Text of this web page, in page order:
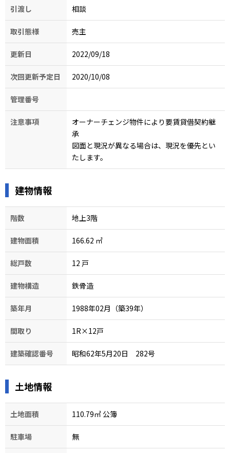
引渡し 相談
取引態様 売主
更新日 2022/09/18
次回更新予定日 2020/10/08
管理番号
注意事項
オーナーチェンジ物件により要賃貸借契約継
承
図面と現況が異なる場合は、現況を優先とい
たします。
建物情報
階数 地上3階
建物面積 166.62 ㎡
総戸数 12 戸
建物構造 鉄骨造
築年月 1988年02月（築39年）
間取り 1R×12戸
建築確認番号 昭和62年5月20日 282号
土地情報
土地面積 110.79㎡ 公簿
駐車場 無